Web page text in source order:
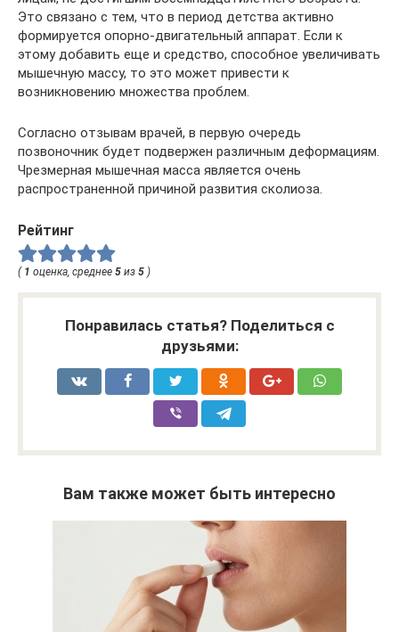
Это связано с тем, что в период детства активно
формируется опорно-двигательный аппарат. Если к
этому добавить еще и средство, способное увеличивать
мышечную массу, то это может привести к
возникновению множества проблем.
Согласно отзывам врачей, в первую очередь
позвоночник будет подвержен различным деформациям.
Чрезмерная мышечная масса является очень
распространенной причиной развития сколиоза.
Рейтинг
( 1 оценка, среднее 5 из 5 )
Понравилась статья? Поделиться с
друзьями:
Вам также может быть интересно